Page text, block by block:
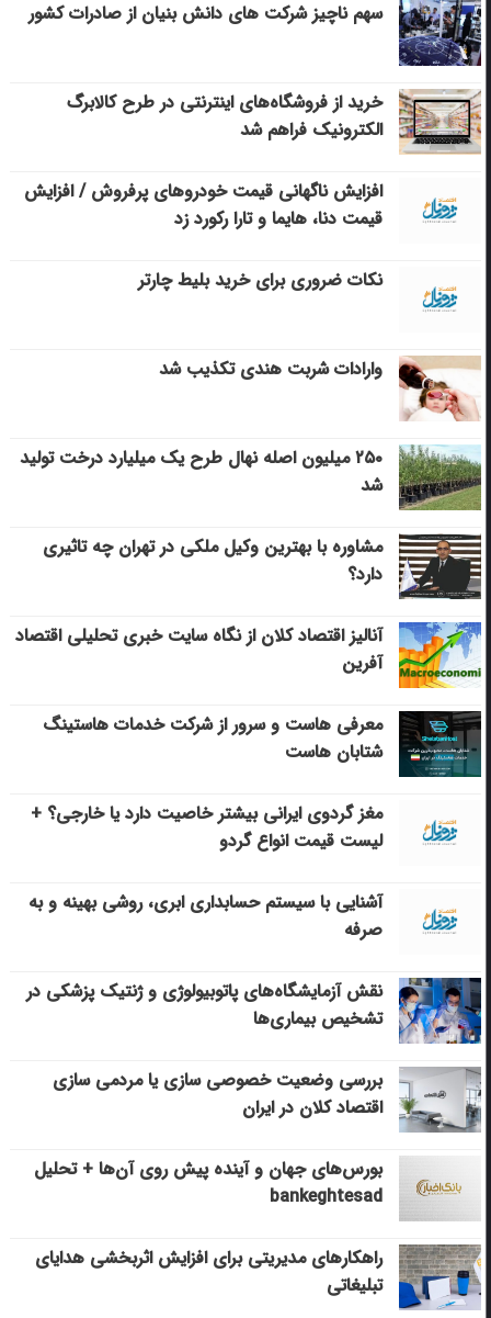
سهم ناچیز شرکت های دانش بنیان از صادرات کشور
خرید از فروشگاه‌های اینترنتی در طرح کالابرگ
الکترونیک فراهم شد
افزایش ناگهانی قیمت خودروهای پرفروش / افزایش
قیمت دنا، هایما و تارا رکورد زد
نکات ضروری برای خرید بلیط چارتر
وارادات شربت هندی تکذیب شد
۲۵۰ میلیون اصله نهال طرح یک میلیارد درخت تولید
شد
مشاوره با بهترین وکیل ملکی در تهران چه تاثیری
دارد؟
آنالیز اقتصاد کلان از نگاه سایت خبری تحلیلی اقتصاد
آفرین
معرفی هاست و سرور از شرکت خدمات هاستینگ
شتابان هاست
مغز گردوی ایرانی بیشتر خاصیت دارد یا خارجی؟ +
لیست قیمت انواع گردو
آشنایی با سیستم حسابداری ابری، روشی بهینه و به
صرفه
نقش آزمایشگاه‌های پاتوبیولوژی و ژنتیک پزشکی در
تشخیص بیماری‌ها
بررسی وضعیت خصوصی سازی یا مردمی سازی
اقتصاد کلان در ایران
بورس‌های جهان و آینده پیش روی آن‌ها + تحلیل
bankeghtesad
راهکارهای مدیریتی برای افزایش اثربخشی هدایای
تبلیغاتی